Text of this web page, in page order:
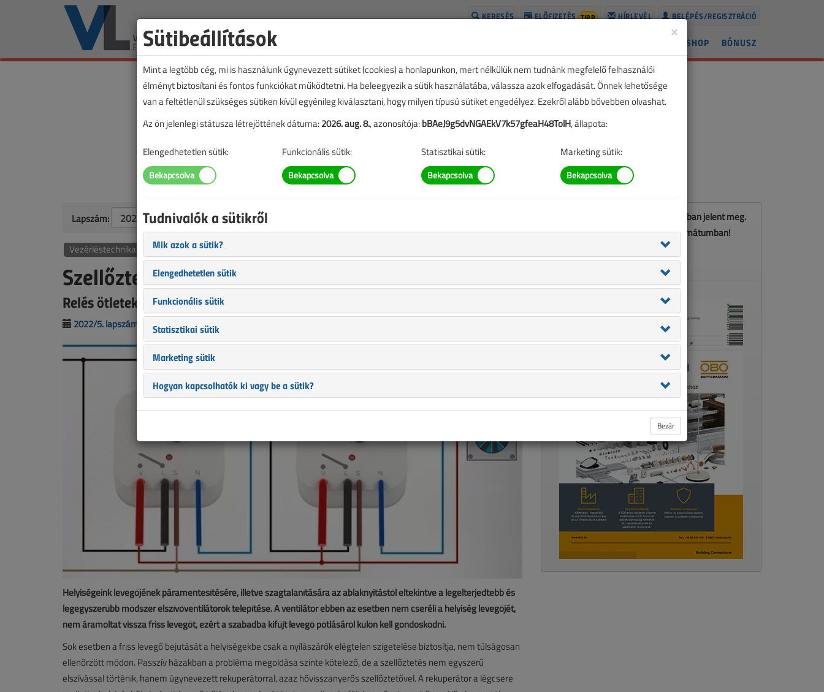
BELÉPÉS/REGISZTRÁCIÓ
HÍRLEVÉL
ELŐFIZETÉS TIPP
KERESÉS
BÓNUSZ
SHOP
Lapszám:
Vezérléstechnika
Szellőztetőventilátor-vezérlések
Relés ötletek és trükkök 28.
2022/5. lapszám Porempovics József
Helyiségeink levegőjének páramentesítésére, illetve szagtalanítására az ablaknyitástól eltekintve a legelterjedtebb és
legegyszerűbb módszer elszívóventilátorok telepítése. A ventilátor ebben az esetben nem cseréli a helyiség levegőjét,
nem áramoltat vissza friss levegőt, ezért a szabadba kifújt levegő pótlásáról külön kell gondoskodni.
Sok esetben a friss levegő bejutását a helyiségekbe csak a nyílászárók elégtelen szigetelése biztosítja, nem túlságosan
ellenőrzött módon. Passzív házakban a probléma megoldása szinte kötelező, de a szellőztetés nem egyszerű
elszívással történik, hanem úgynevezett rekuperátorral, azaz hővisszanyerős szellőztetővel. A rekuperátor a légcsere
Ez a cikk a VL 2022. májusi számában jelent meg.
Töltse le a lapszámot PDF formátumban!
LETÖLTÉS
×
Sütibeállítások
Mint a legtöbb cég, mi is használunk úgynevezett sütiket (cookies) a honlapunkon, mert nélkülük nem tudnánk megfelelő felhasználói
élményt biztosítani és fontos funkciókat működtetni. Ha beleegyezik a sütik használatába, válassza azok elfogadását. Önnek lehetősége
van a feltétlenül szükséges sütiken kívül egyénileg kiválasztani, hogy milyen típusú sütiket engedélyez. Ezekről alább bővebben olvashat.
Az ön jelenlegi státusza létrejöttének dátuma:2026. aug. 8., azonosítója:bBAeJ9g5dvNGAEkV7k57gfeaH48TolH, állapota:
Elengedhetetlen sütik: Funkcionális sütik: Statisztikai sütik: Marketing sütik:
Tudnivalók a sütikről
Mik azok a sütik?
Elengedhetetlen sütik
Funkcionális sütik
Statisztikai sütik
Marketing sütik
Hogyan kapcsolhatók ki vagy be a sütik?
Bezár